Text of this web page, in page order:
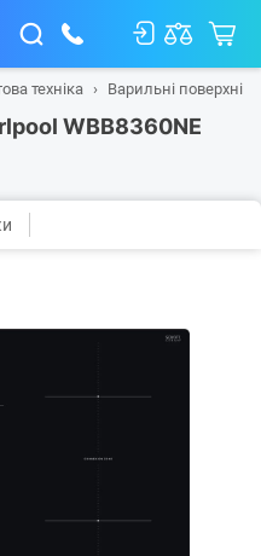
техніка Варильні поверхні
WBB8360NE